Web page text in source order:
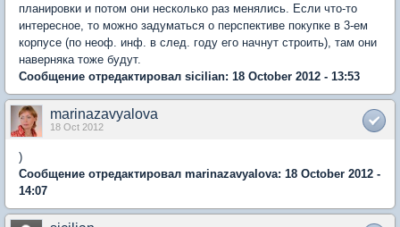
планировки и потом они несколько раз менялись. Если что-то
интересное, то можно задуматься о перспективе покупке в 3-ем
корпусе (по неоф. инф. в след. году его начнут строить), там они
наверняка тоже будут.
Сообщение отредактировал sicilian: 18 October 2012 - 13:53
marinazavyalova
18 Oct 2012
)
Сообщение отредактировал marinazavyalova: 18 October 2012 -
14:07